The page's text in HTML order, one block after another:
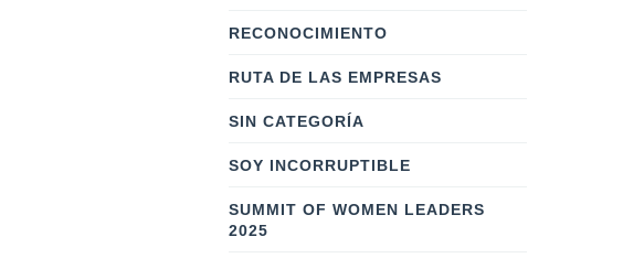
RECONOCIMIENTO
RUTA DE LAS EMPRESAS
SIN CATEGORÍA
SOY INCORRUPTIBLE
SUMMIT OF WOMEN LEADERS
2025